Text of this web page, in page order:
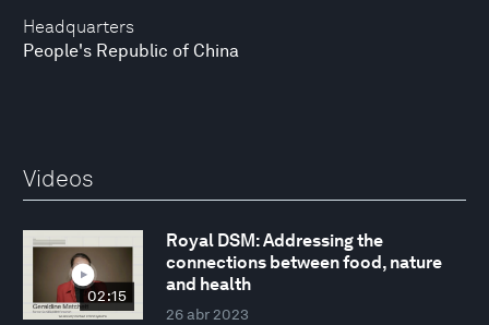
Headquarters
People's Republic of China
Videos
02:15
Royal DSM: Addressing the
connections between food, nature
and health
26 abr 2023